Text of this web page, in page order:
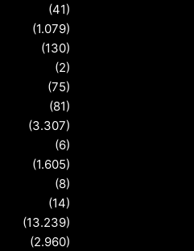
(41)
(1.079)
(130)
(2)
(75)
(81)
(3.307)
(6)
(1.605)
(8)
(14)
(13.239)
(2.960)